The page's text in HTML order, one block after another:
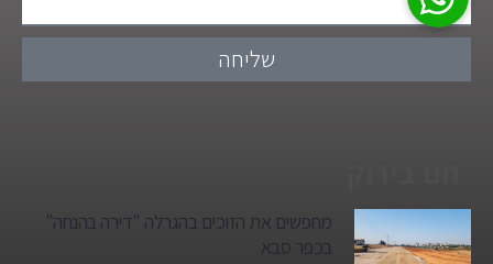
שליחה
מחפשים את הזוכים בהגרלה "דירה בהנחה"
בכפר סבא